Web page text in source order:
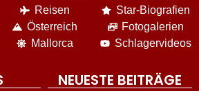
Reisen
Österreich
Mallorca
Star-Biografien
Fotogalerien
Schlagervideos
NEUESTE BEITRÄGE